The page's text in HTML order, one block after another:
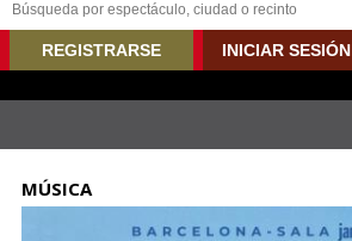
REGISTRARSE INICIAR SESIÓN
MÚSICA